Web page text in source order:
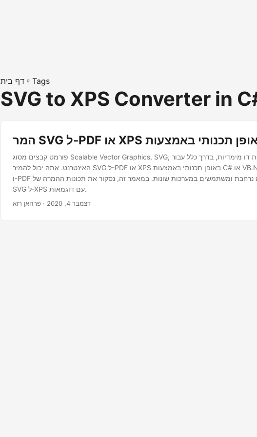
דף בית » Tags
SVG to XPS Converter in
פורמט קבצים מסוג Scalable Vector Graphics, SVG, משמש להצגת תמונות דו מימדיות, בדרך כלל עבור
האינטרנט. אתה יכול להמיר SVG ל-PDF או XPS באופן תכנותי באמצעות C# או VB.NET. פורמטים של קבצי XPS
ו-PDF זוכים לתמיכה נרחבת ומשתמשים במערכות שונות. במאמר זה, נסקור את תכונות ההמרה של SVG ל-PDF ו-
SVG ל-XPS עם דוגמאות.
דצמבר 4, 2020 · פרחאן רזא